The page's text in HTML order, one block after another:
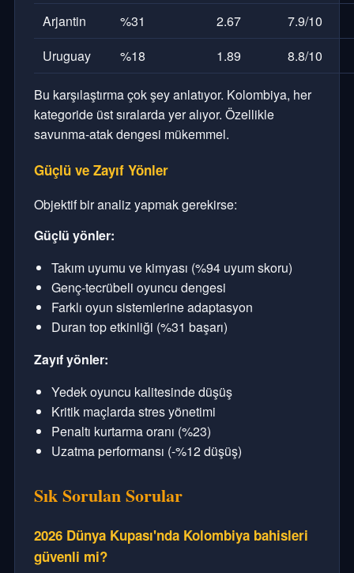
Arjantin %31 2.67
7.9/10
Uruguay
%18 1.89 8.8/10
Bu karşılaştırma çok şey anlatıyor. Kolombiya, her
kategoride üst sıralarda yer alıyor. Özellikle
savunma-atak dengesi mükemmel.
Güçlü ve Zayıf Yönler
Objektif bir analiz yapmak gerekirse:
Güçlü yönler:
Takım uyumu ve kimyası (%94 uyum skoru)
Genç-tecrübeli oyuncu dengesi
Farklı oyun sistemlerine adaptasyon
Duran top etkinliği (%31 başarı)
Zayıf yönler:
Yedek oyuncu kalitesinde düşüş
Kritik maçlarda stres yönetimi
Penaltı kurtarma oranı (%23)
Uzatma performansı (-%12 düşüş)
Sık Sorulan Sorular
2026 Dünya Kupası'nda Kolombiya bahisleri
güvenli mi?